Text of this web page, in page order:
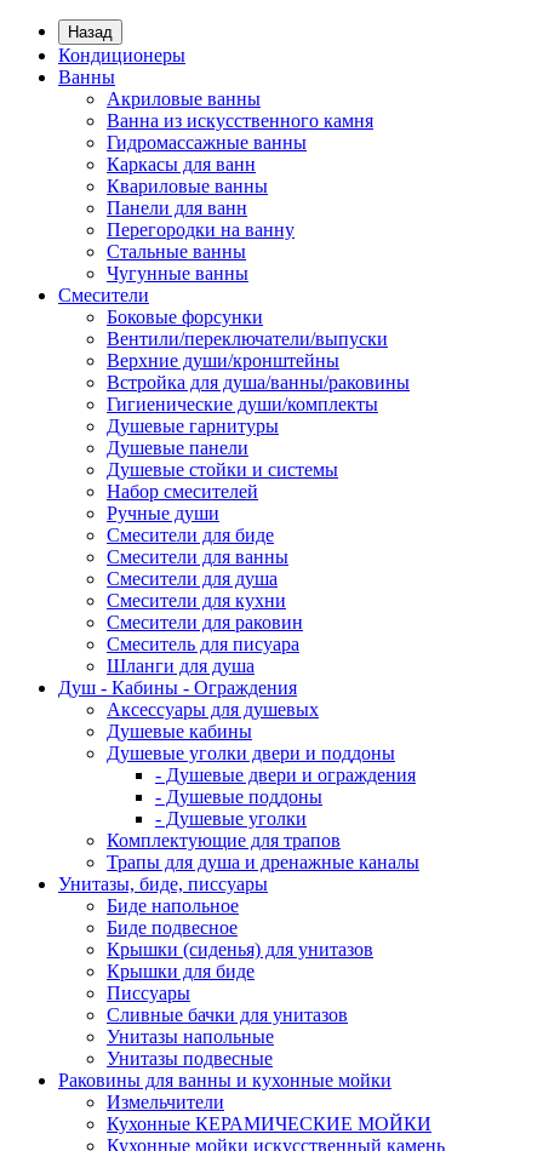
Назад
Кондиционеры
Ванны
Акриловые ванны
Ванна из искусственного камня
Гидромассажные ванны
Каркасы для ванн
Квариловые ванны
Панели для ванн
Перегородки на ванну
Стальные ванны
Чугунные ванны
Смесители
Боковые форсунки
Вентили/переключатели/выпуски
Верхние души/кронштейны
Встройка для душа/ванны/раковины
Гигиенические души/комплекты
Душевые гарнитуры
Душевые панели
Душевые стойки и системы
Набор смесителей
Ручные души
Смесители для биде
Смесители для ванны
Смесители для душа
Смесители для кухни
Смесители для раковин
Смеситель для писуара
Шланги для душа
Душ - Кабины - Ограждения
Аксессуары для душевых
Душевые кабины
Душевые уголки двери и поддоны
- Душевые двери и ограждения
- Душевые поддоны
- Душевые уголки
Комплектующие для трапов
Трапы для душа и дренажные каналы
Унитазы, биде, писсуары
Биде напольное
Биде подвесное
Крышки (сиденья) для унитазов
Крышки для биде
Писсуары
Сливные бачки для унитазов
Унитазы напольные
Унитазы подвесные
Раковины для ванны и кухонные мойки
Измельчители
Кухонные КЕРАМИЧЕСКИЕ МОЙКИ
Кухонные мойки искусственный камень